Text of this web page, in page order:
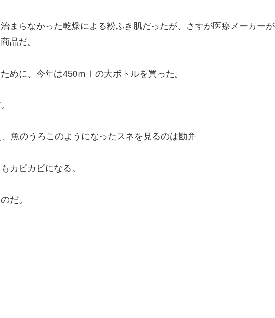
まらなかった乾燥による粉ふき肌だったが、さすが医療メーカーが
品だ。
めに、今年は450ｍｌの大ボトルを買った。
魚のうろこのようになったスネを見るのは勘弁
カピカピになる。
だ。